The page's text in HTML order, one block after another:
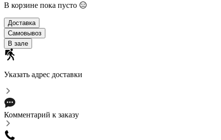
В корзине пока пусто 😑
Доставка
Самовывоз
В зале
Указать адрес доставки
Комментарий к заказу